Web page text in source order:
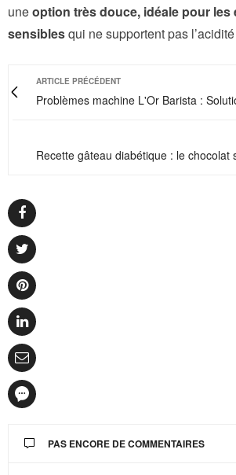
uneoption très douce, idéale pour les
sensiblesqui ne supportent pas
ARTICLE PRÉCÉDENT
Problèmes machine L'Or Barista :
Recette gâteau diabétique : le chocolat
PAS ENCORE DE COMMENTAIRES